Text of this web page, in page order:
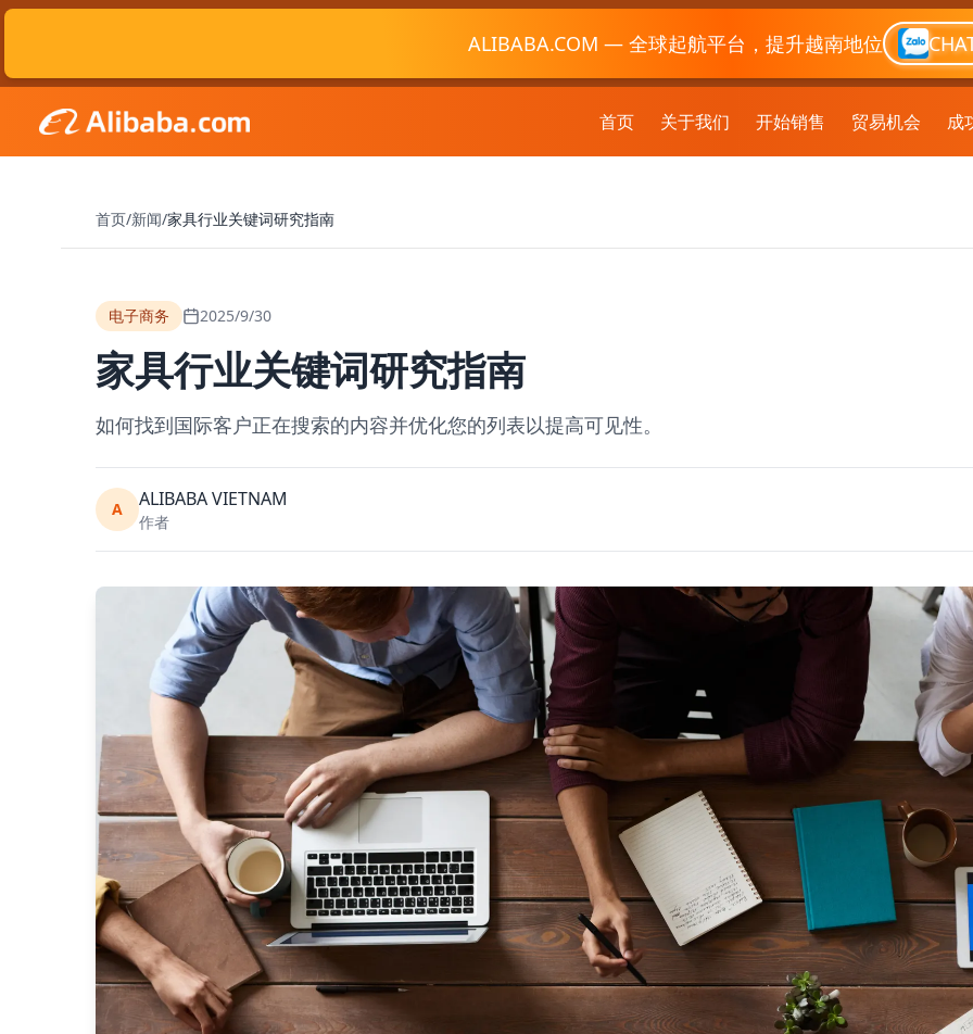
ALIBABA.COM — 全球起航平台，提升越南地位
首页 关于我们 开始销售 贸易机会 成
首页/新闻/家具行业关键词研究指南
电子商务 2025/9/30
家具行业关键词研究指南
如何找到国际客户正在搜索的内容并优化您的列表以提高可见性。
A ALIBABA VIETNAM
作者